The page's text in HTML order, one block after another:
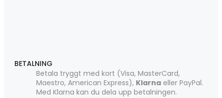
BETALNING
Betala tryggt med kort (Visa, MasterCard,
Maestro, American Express), Klarna eller PayPal.
Med Klarna kan du dela upp betalningen.